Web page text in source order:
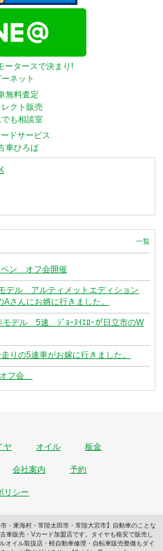
一覧
ン オフ会開催
デル アルティメットエディション
んにお婿に行きました。
デル 5速 ｼﾞｮｰﾇｲｴﾛｰが日立市のW
りの5速車がお嫁に行きました。
フ会
ヤ オイル 板金
会社案内 予約
リシー
・東海村・常陸太田市・常陸大宮市】自動車のことな
車販売・Vカード加盟店です。タイヤも格安で販売し
オイル取扱店・軽自動車修理・自転車販売整備もダイ